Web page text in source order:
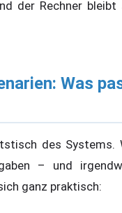
der Rechner
Was
des Systems.
– und
ganz praktisch: